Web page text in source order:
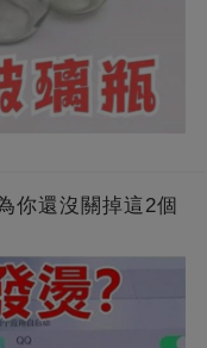
你還沒關掉這2個